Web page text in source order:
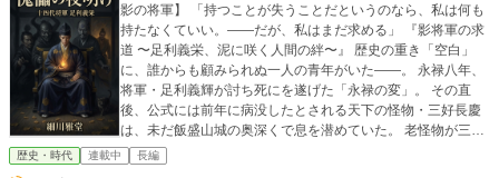
影の将軍】 「持つことが失うことだというのなら、私は何も
持たなくていい。――だが、私はまだ求める」 『影将軍の求
道 〜足利義栄、泥に咲く人間の絆〜』 歴史の重き「空白」
に、誰からも顧みられぬ一人の青年がいた――。 永禄八年、
将軍・足利義輝が討ち死にを遂げた「永禄の変」。 その直
後、公式には前年に病没したとされる天下の怪物・三好長慶
は、未だ飯盛山城の奥深くで息を潜めていた。 老怪物が三人
衆の思惑を裏切り、阿波の片田舎から呼び寄せたのは、足利
の血を引くだけの「空っぽの青年」・足利義栄であった。 実
歴史・時代 連載中 長編